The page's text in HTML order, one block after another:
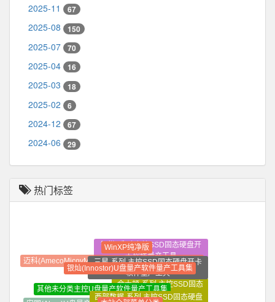
2025-11 67
2025-08 150
2025-07 70
2025-04 16
2025-03 18
2025-02 6
2024-12 67
2024-06 29
热门标签
金士顿-系列 主控SSD固态
硬盘开卡软件量产工具
西部数据-系列 主控SSD固态硬盘
本站全部菜单分类
其他未分类主控U盘量产软件量产工具集
迈科(AmecoMicovMXTronics)U盘量产软件量产工具集
智微-系列 主控SSD固态硬盘开
卡软件量产工具
三星-系列 主控SSD固态硬盘开卡
软件量产工具
银灿(Innostor)U盘量产软件量产工具集
WinXP纯净版